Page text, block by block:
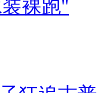
裸跑"